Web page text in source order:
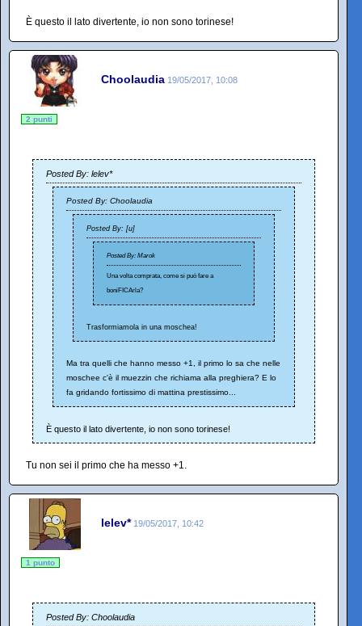
È questo il lato divertente, io non sono torinese!
Choolaudia 19/05/2017, 10:08
2 punti
Posted By: lelev*
Posted By: Choolaudia
Posted By: [u]
Posted By: Marok
Una volta comprata, come si può fare a
boniFICArla?
Trasformiamola in una moschea!
Ma tra quelli che hanno messo +1, il primo lo sa che nelle
moschee c'è il muezzin che richiama alla preghiera? E lo
fa gridando fortissimo di mattina prestissimo...
È questo il lato divertente, io non sono torinese!
Tu non sei il primo che ha messo +1.
lelev* 19/05/2017, 10:42
1 punto
Posted By: Choolaudia